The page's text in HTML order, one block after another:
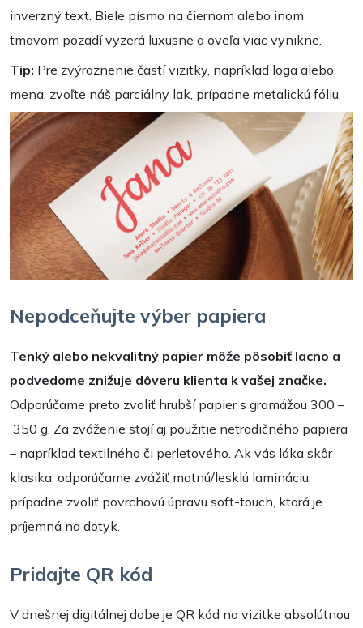
inverzný text. Biele písmo na čiernom alebo inom
tmavom pozadí vyzerá luxusne a oveľa viac vynikne.
Tip: Pre zvýraznenie častí vizitky, napríklad loga alebo
mena, zvoľte náš parciálny lak, prípadne metalickú fóliu.
Nepodceňujte výber papiera
Tenký alebo nekvalitný papier môže pôsobiť lacno a
podvedome znižuje dôveru klienta k vašej značke.
Odporúčame preto zvoliť hrubší papier s gramážou 300 –
350 g. Za zváženie stojí aj použitie netradičného papiera
– napríklad textilného či perleťového. Ak vás láka skôr
klasika, odporúčame zvážiť matnú/lesklú lamináciu,
prípadne zvoliť povrchovú úpravu soft-touch, ktorá je
príjemná na dotyk.
Pridajte QR kód
V dnešnej digitálnej dobe je QR kód na vizitke absolútnou